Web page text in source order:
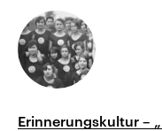
Erinnerungskultur –